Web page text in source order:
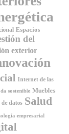
Espacios
del
exterior
Internet de las
sostenible Muebles
de datos Salud
empresarial